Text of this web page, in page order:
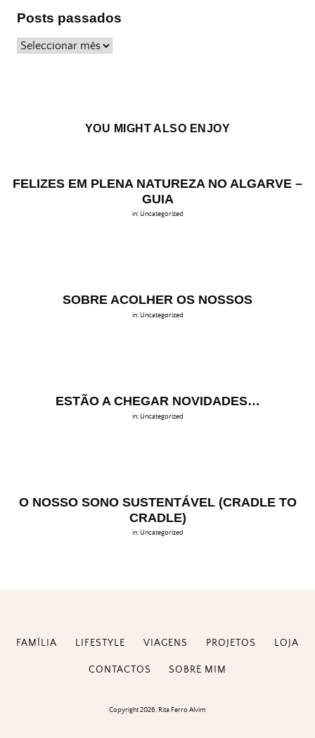
Posts passados
Posts
YOU MIGHT ALSO ENJOY
FELIZES EM PLENA NATUREZA NO ALGARVE –
GUIA
in: Uncategorized
SOBRE ACOLHER OS NOSSOS
in: Uncategorized
ESTÃO A CHEGAR NOVIDADES…
in: Uncategorized
O NOSSO SONO SUSTENTÁVEL (CRADLE TO
CRADLE)
in: Uncategorized
FAMÍLIA LIFESTYLE VIAGENS PROJETOS LOJA
CONTACTOS SOBRE MIM
Copyright 2026. Rita Ferro Alvim